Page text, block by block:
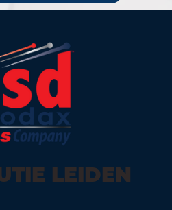
LEIDEN